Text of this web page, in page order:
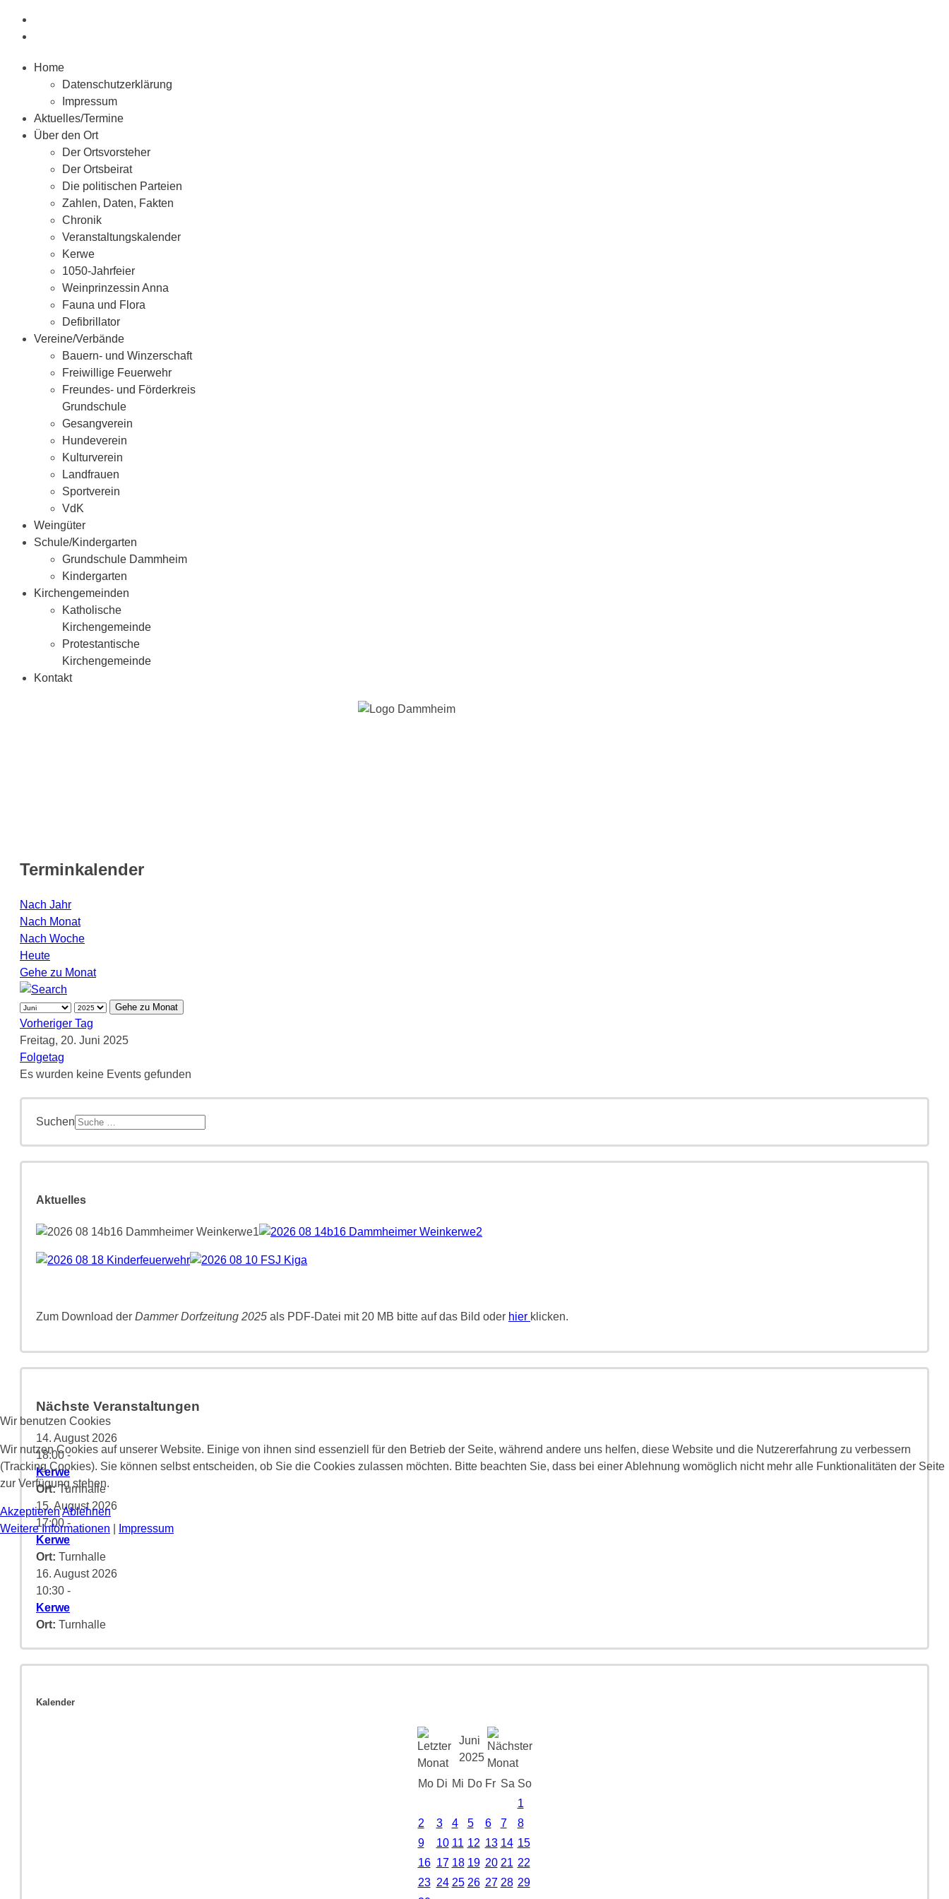
Home
Datenschutzerklärung
Impressum
Aktuelles/Termine
Über den Ort
Der Ortsvorsteher
Der Ortsbeirat
Die politischen Parteien
Zahlen, Daten, Fakten
Chronik
Veranstaltungskalender
Kerwe
1050-Jahrfeier
Weinprinzessin Anna
Fauna und Flora
Defibrillator
Vereine/Verbände
Bauern- und Winzerschaft
Freiwillige Feuerwehr
Freundes- und Förderkreis
Grundschule
Gesangverein
Hundeverein
Kulturverein
Landfrauen
Sportverein
VdK
Weingüter
Schule/Kindergarten
Grundschule Dammheim
Kindergarten
Kirchengemeinden
Katholische
Kirchengemeinde
Protestantische
Kirchengemeinde
Kontakt
Terminkalender
Nach Jahr
Nach Monat
Nach Woche
Heute
Gehe zu Monat
Gehe zu Monat
Vorheriger Tag
Freitag, 20. Juni 2025
Folgetag
Es wurden keine Events gefunden
Suchen
Aktuelles
Zum Download der Dammer Dorfzeitung 2025 als PDF-Datei mit 20 MB bitte auf das Bild oder hier klicken.
Nächste Veranstaltungen
14. August 2026
18:00-
Kerwe
Ort:Turnhalle
15. August 2026
17:00 -
Kerwe
Ort: Turnhalle
16. August 2026
10:30 -
Kerwe
Ort: Turnhalle
Kalender
Juni
2025
Mo Di Mi Do Fr Sa So
1
2
3 4 5 6 7
8
9
10 11 12 13 14 15
16 17 18 19 20 21 22
23 24 25 26 27 28 29
Wir benutzen Cookies
Wir nutzen Cookies auf unserer Website. Einige von ihnen sind essenziell für den Betrieb der Seite, während andere uns helfen, diese Website und die Nutzererfahrung zu verbessern
(Tracking Cookies). Sie können selbst entscheiden, ob Sie die Cookies zulassen möchten. Bitte beachten Sie, dass bei einer Ablehnung womöglich nicht mehr alle Funktionalitäten der Seite
zur Verfügung stehen.
AkzeptierenAblehnen
Weitere Informationen
Impressum